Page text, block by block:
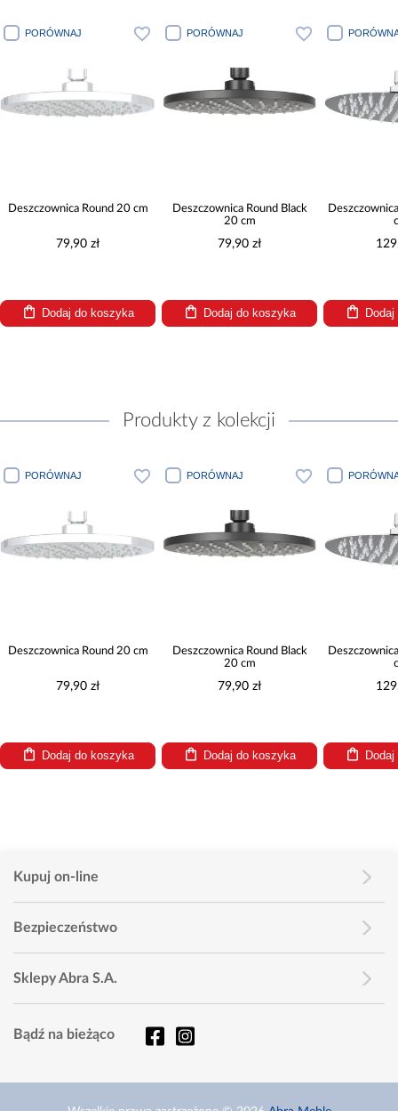
PORÓWNAJ
Deszczownica Round 20 cm
79,90 zł
Dodaj do koszyka
PORÓWNAJ
Deszczownica Round Black
20 cm
79,90 zł
Dodaj do koszyka
Produkty z kolekcji
PORÓWNAJ
Deszczownica Round 20 cm
79,90 zł
Dodaj do koszyka
PORÓWNAJ
Deszczownica Round Black
20 cm
79,90 zł
Dodaj do koszyka
Kupuj on-line
Bezpieczeństwo
Sklepy Abra S.A.
Bądź na bieżąco